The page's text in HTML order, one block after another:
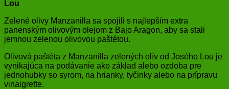
Lou
Zelené olivy Manzanilla sa spojili s najlepším extra
panenským olivovým olejom z Bajo Aragon, aby sa stali
jemnou zelenou olivovou paštétou.
Olivová paštéta z Manzanilla zelených olív od Josého Lou je
vynikajúca na podávanie ako základ alebo ozdoba pre
jednohubky so syrom, na hrianky, tyčinky alebo na prípravu
vinaigrette.